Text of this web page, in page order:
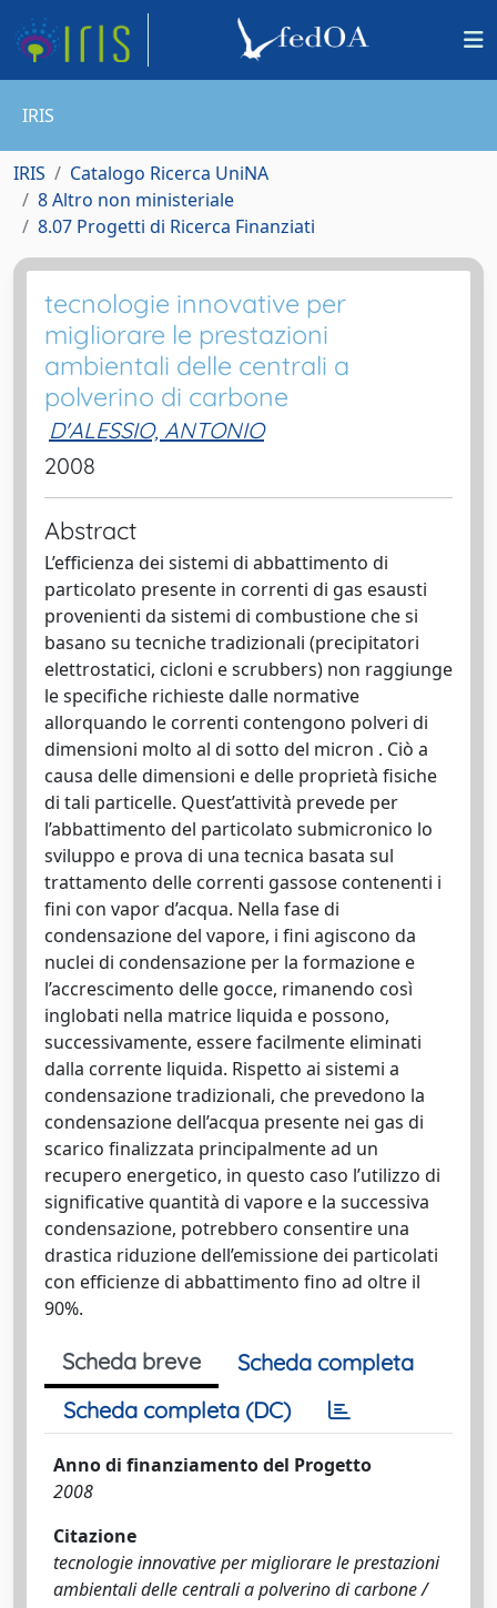
IRIS
IRIS
Catalogo Ricerca UniNA
8 Altro non ministeriale
8.07 Progetti di Ricerca Finanziati
tecnologie innovative per
migliorare le prestazioni
ambientali delle centrali a
polverino di carbone
D'ALESSIO, ANTONIO
2008
Abstract
L’efficienza dei sistemi di abbattimento di
particolato presente in correnti di gas esausti
provenienti da sistemi di combustione che si
basano su tecniche tradizionali (precipitatori
elettrostatici, cicloni e scrubbers) non raggiunge
le specifiche richieste dalle normative
allorquando le correnti contengono polveri di
dimensioni molto al di sotto del micron . Ciò a
causa delle dimensioni e delle proprietà fisiche
di tali particelle. Quest’attività prevede per
l’abbattimento del particolato submicronico lo
sviluppo e prova di una tecnica basata sul
trattamento delle correnti gassose contenenti i
fini con vapor d’acqua. Nella fase di
condensazione del vapore, i fini agiscono da
nuclei di condensazione per la formazione e
l’accrescimento delle gocce, rimanendo così
inglobati nella matrice liquida e possono,
successivamente, essere facilmente eliminati
dalla corrente liquida. Rispetto ai sistemi a
condensazione tradizionali, che prevedono la
condensazione dell’acqua presente nei gas di
scarico finalizzata principalmente ad un
recupero energetico, in questo caso l’utilizzo di
significative quantità di vapore e la successiva
condensazione, potrebbero consentire una
drastica riduzione dell’emissione dei particolati
con efficienze di abbattimento fino ad oltre il
90%.
Scheda breve
Scheda completa
Scheda completa (DC)
Anno di finanziamento del Progetto
2008
Citazione
tecnologie innovative per migliorare le prestazioni
ambientali delle centrali a polverino di carbone /